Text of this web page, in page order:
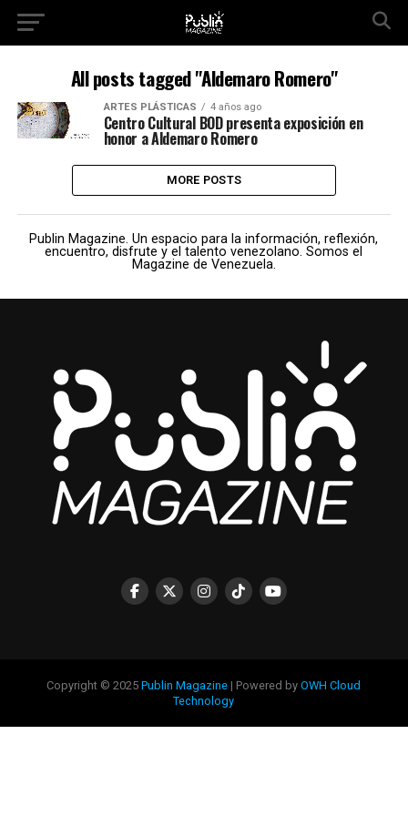
All posts tagged "Aldemaro Romero"
ARTES PLÁSTICAS 4 años ago
Centro Cultural BOD presenta exposición en
honor a Aldemaro Romero
MORE POSTS
Publin Magazine. Un espacio para la información, reflexión,
encuentro, disfrute y el talento venezolano. Somos el
Magazine de Venezuela.
Copyright © 2025Publin Magazine | Powered byOWH Cloud
Technology